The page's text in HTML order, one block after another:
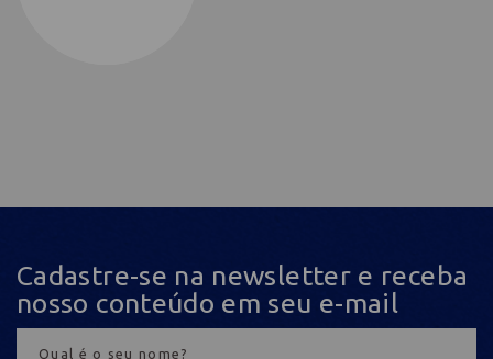
Cadastre-se na newsletter e receba
nosso conteúdo em seu e-mail